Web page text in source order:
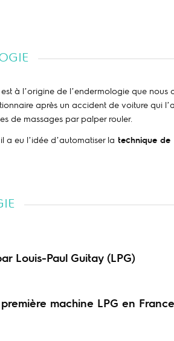
à l’origine de l’endermologie que nous
après un accident de voiture qui
de massages par palper rouler.
a eu l’idée d’automatiser la technique
Louis-Paul Guitay (LPG)
machine LPG en France